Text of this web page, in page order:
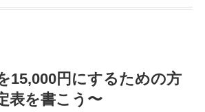
15,000円にするための方
表を書こう〜